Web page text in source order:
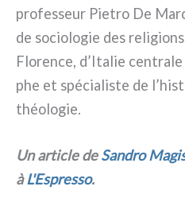
pro­fes­seur Pietro De
de socio­lo­gie des
Florence, d’Italie
phe et spé­cia­li­ste de
théo­lo­gie.
Un arti­cle deSandro
àL'Espresso.